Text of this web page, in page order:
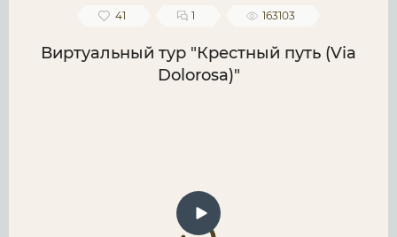
41 1 163103
Виртуальный тур "Крестный путь (Via
Dolorosa)"